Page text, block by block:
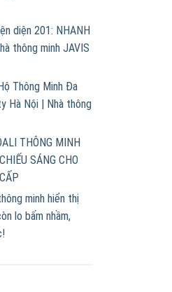
diện 201: NHANH
thông minh JAVIS
Thông Minh Đa
Hà Nội | Nhà thông
THÔNG MINH
SÁNG CHO
minh hiển thị
lo bấm nhầm,